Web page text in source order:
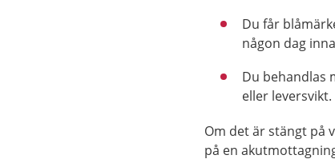
Du får
någon dag
Du behandlas
eller leversvikt.
Om det är stängt på
på en